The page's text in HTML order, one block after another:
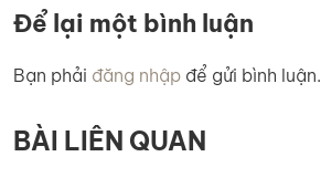
Để lại một bình luận
Bạn phải đăng nhập để gửi bình luận.
BÀI LIÊN QUAN